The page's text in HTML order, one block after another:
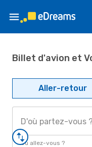
Billet d'avion et
Aller-retour
D'où partez-vous ?
Où allez-vous ?